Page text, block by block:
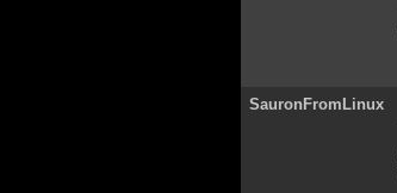
SauronFromLinux